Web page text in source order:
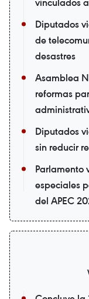
Diputados
de
desastres
Asamblea
reformas
Diputados
sin reducir
Parlamento
especiales
del APEC